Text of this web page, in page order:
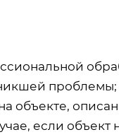
проблемы;
объекте,
если